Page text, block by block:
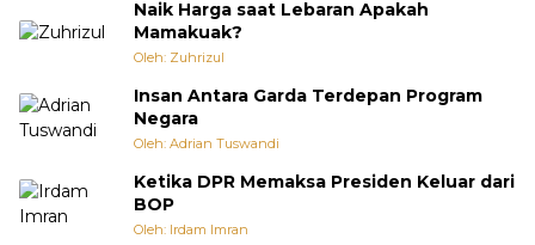
Naik Harga saat Lebaran Apakah
Mamakuak?
Oleh: Zuhrizul
Insan Antara Garda Terdepan Program
Negara
Oleh: Adrian Tuswandi
Ketika DPR Memaksa Presiden Keluar dari
BOP
Oleh: Irdam Imran